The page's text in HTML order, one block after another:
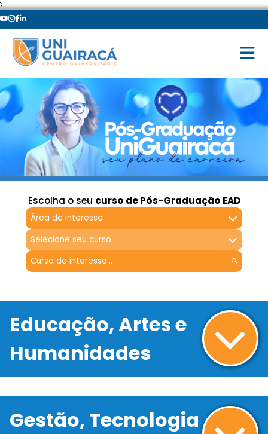
';
Escolha o seu curso de Pós-Graduação EAD
Área de interesse
Selecione seu curso
Educação, Artes e
Humanidades
Gestão, Tecnologia